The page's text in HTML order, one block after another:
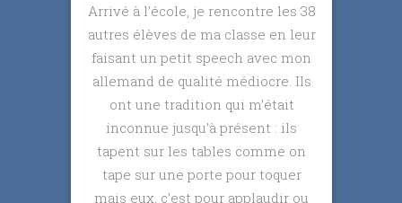
Arrivé à l’école, je rencontre les 38
autres élèves de ma classe en leur
faisant un petit speech avec mon
allemand de qualité médiocre. Ils
ont une tradition qui m’était
inconnue jusqu’à présent : ils
tapent sur les tables comme on
tape sur une porte pour toquer
mais eux, c’est pour applaudir ou